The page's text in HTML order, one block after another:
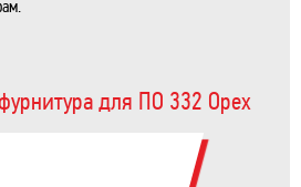
для ПО 332 Орех